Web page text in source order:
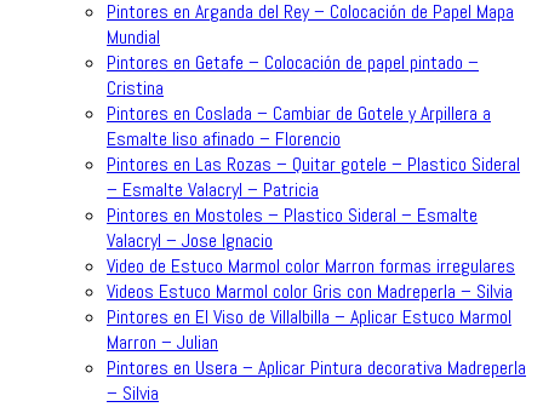
Pintores en Arganda del Rey – Colocación de Papel Mapa
Mundial
Pintores en Getafe – Colocación de papel pintado –
Cristina
Pintores en Coslada – Cambiar de Gotele y Arpillera a
Esmalte liso afinado – Florencio
Pintores en Las Rozas – Quitar gotele – Plastico Sideral
– Esmalte Valacryl – Patricia
Pintores en Mostoles – Plastico Sideral – Esmalte
Valacryl – Jose Ignacio
Video de Estuco Marmol color Marron formas irregulares
Videos Estuco Marmol color Gris con Madreperla – Silvia
Pintores en El Viso de Villalbilla – Aplicar Estuco Marmol
Marron – Julian
Pintores en Usera – Aplicar Pintura decorativa Madreperla
– Silvia